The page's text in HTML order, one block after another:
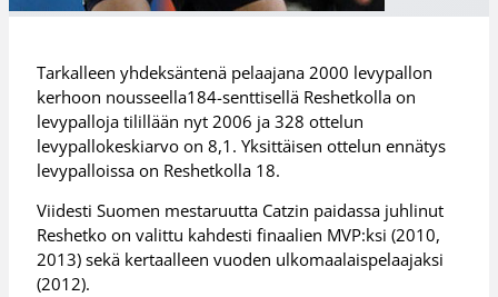
Tarkalleen yhdeksäntenä pelaajana 2000 levypallon
kerhoon nousseella184-senttisellä Reshetkolla on
levypalloja tilillään nyt 2006 ja 328 ottelun
levypallokeskiarvo on 8,1. Yksittäisen ottelun ennätys
levypalloissa on Reshetkolla 18.
Viidesti Suomen mestaruutta Catzin paidassa juhlinut
Reshetko on valittu kahdesti finaalien MVP:ksi (2010,
2013) sekä kertaalleen vuoden ulkomaalaispelaajaksi
(2012).